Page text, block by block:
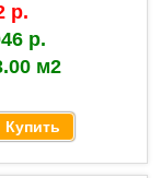
р.
р.
м2
Купить